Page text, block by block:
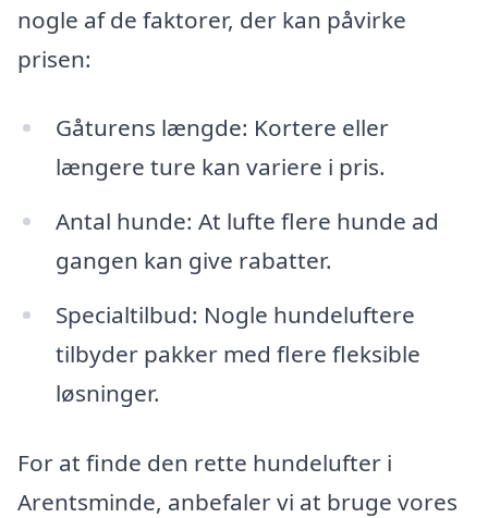
nogle af de faktorer, der kan påvirke
prisen:
Gåturens længde: Kortere eller
længere ture kan variere i pris.
Antal hunde: At lufte flere hunde ad
gangen kan give rabatter.
Specialtilbud: Nogle hundeluftere
tilbyder pakker med flere fleksible
løsninger.
For at finde den rette hundelufter i
Arentsminde, anbefaler vi at bruge vores